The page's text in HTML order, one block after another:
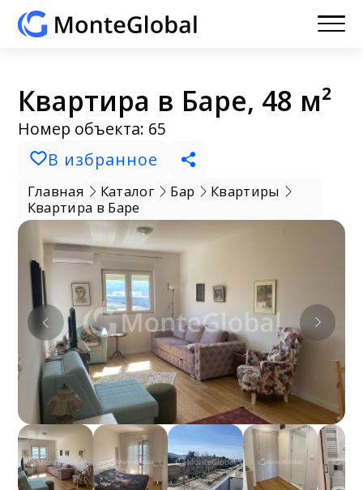
Квартира в Баре, 48 м²
Номер объекта: 65
В избранное
Главная Каталог Бар
Квартиры
Квартира в Баре